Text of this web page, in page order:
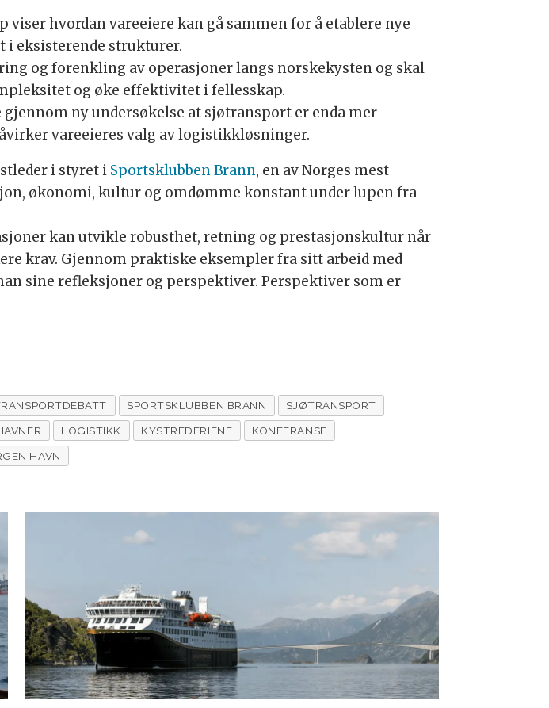
hvordan vareeiere kan gå sammen for å etablere nye
i eksisterende strukturer.
og forenkling av operasjoner langs norskekysten og skal
og øke effektivitet i fellesskap.
ny undersøkelse at sjøtransport er enda mer
vareeieres valg av logistikkløsninger.
i styret i Sportsklubben Brann, en av Norges mest
økonomi, kultur og omdømme konstant under lupen fra
kan utvikle robusthet, retning og prestasjonskultur når
krav. Gjennom praktiske eksempler fra sitt arbeid med
sine refleksjoner og perspektiver. Perspektiver som er
SPORTSKLUBBEN BRANN
SJØTRANSPORT
LOGISTIKK KYSTREDERIENE
KONFERANSE
HAVN